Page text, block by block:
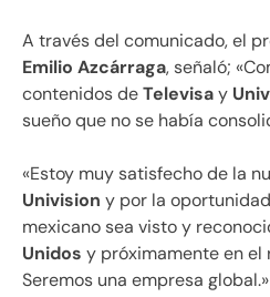
A través del comunicado, el
Emilio Azcárraga, señaló;
contenidos deTelevisay
sueño que no se había
«Estoy muy satisfecho de la
Univision y por la
mexicano sea visto y
Unidos y próximamente en el
Seremos una empresa